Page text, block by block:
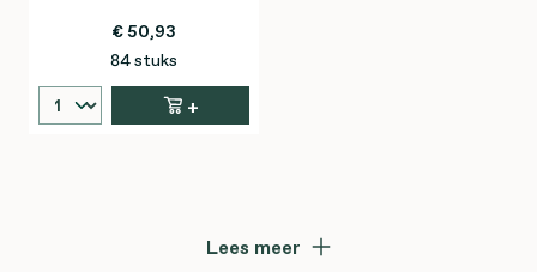
€ 50,93
84 stuks
+
Lees meer